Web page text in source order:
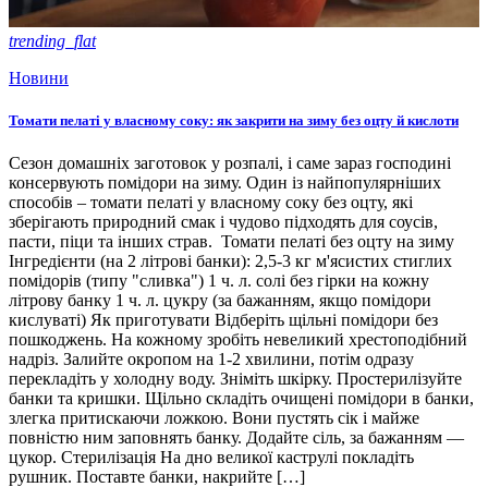
trending_flat
Новини
Томати пелаті у власному соку: як закрити на зиму без оцту й кислоти
Сезон домашніх заготовок у розпалі, і саме зараз господині
консервують помідори на зиму. Один із найпопулярніших
способів – томати пелаті у власному соку без оцту, які
зберігають природний смак і чудово підходять для соусів,
пасти, піци та інших страв. Томати пелаті без оцту на зиму
Інгредієнти (на 2 літрові банки): 2,5-3 кг м'ясистих стиглих
помідорів (типу "сливка") 1 ч. л. солі без гірки на кожну
літрову банку 1 ч. л. цукру (за бажанням, якщо помідори
кислуваті) Як приготувати Відберіть щільні помідори без
пошкоджень. На кожному зробіть невеликий хрестоподібний
надріз. Залийте окропом на 1-2 хвилини, потім одразу
перекладіть у холодну воду. Зніміть шкірку. Простерилізуйте
банки та кришки. Щільно складіть очищені помідори в банки,
злегка притискаючи ложкою. Вони пустять сік і майже
повністю ним заповнять банку. Додайте сіль, за бажанням —
цукор. Стерилізація На дно великої каструлі покладіть
рушник. Поставте банки, накрийте […]